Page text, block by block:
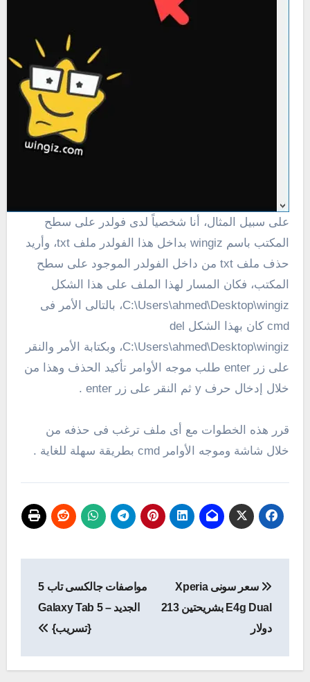
على سبيل المثال، أنا شخصياً لدى فولدر على سطح
المكتب باسم wingiz بداخل هذا الفولدر ملف txt، وأريد
حذف ملف txt من داخل الفولدر الموجود على سطح
المكتب، فكان المسار لهذا الملف على هذا الشكل
C:\Users\ahmed\Desktop\wingiz، بالتالى الأمر فى
cmd كان بهذا الشكل del
C:\Users\ahmed\Desktop\wingiz، وبكتابة الأمر والنقر
على زر enter طلب موجه الأوامر تأكيد الحذف وهذا من
خلال إدخال حرف y ثم النقر على زر enter .
قرر هذه الخطوات مع أى ملف ترغب فى حذفه من
خلال شاشة وموجه الأوامر cmd بطريقة سهلة للغاية .
المقالات
سعر سونى Xperia
E4g Dual بشريحتين 213
دولار
مواصفات جالكسى تاب 5
الجديد – Galaxy Tab 5
{تسريب}